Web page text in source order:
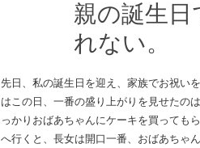
親の誕生日
れない。
先日、私の誕生日を迎え、家族でお祝い
はこの日、一番の盛り上がりを見せたの
っかりおばあちゃんにケーキを買っても
へ行くと、長女は開口一番、おばあちゃ